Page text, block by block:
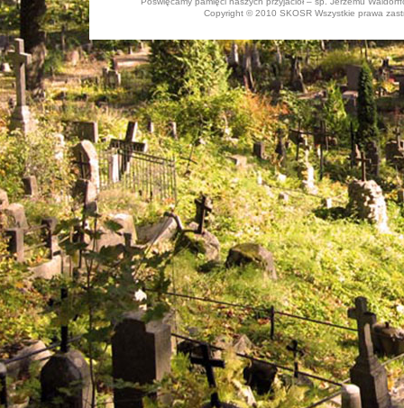
Copyright © 2010 SKOSR Wszystkie prawa